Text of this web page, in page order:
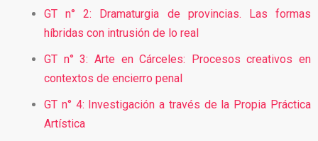
GT n° 2: Dramaturgia de provincias. Las formas
híbridas con intrusión de lo real
GT n° 3: Arte en Cárceles: Procesos creativos en
contextos de encierro penal
GT n° 4: Investigación a través de la Propia Práctica
Artística